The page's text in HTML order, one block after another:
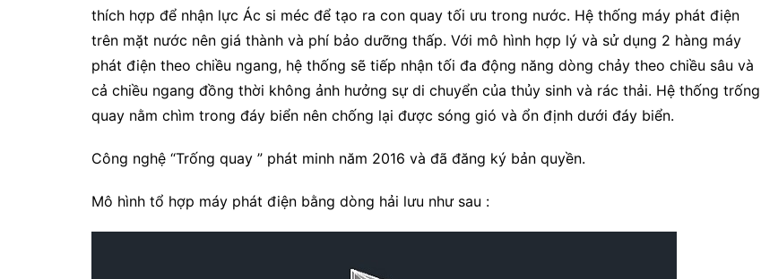
thích hợp để nhận lực Ác si méc để tạo ra con quay tối ưu trong nước. Hệ thống máy phát điện
trên mặt nước nên giá thành và phí bảo dưỡng thấp. Với mô hình hợp lý và sử dụng 2 hàng máy
phát điện theo chiều ngang, hệ thống sẽ tiếp nhận tối đa động năng dòng chảy theo chiều sâu và
cả chiều ngang đồng thời không ảnh hưởng sự di chuyển của thủy sinh và rác thải. Hệ thống trống
quay nằm chìm trong đáy biển nên chống lại được sóng gió và ổn định dưới đáy biển.
Công nghệ “Trống quay ” phát minh năm 2016 và đã đăng ký bản quyền.
Mô hình tổ hợp máy phát điện bằng dòng hải lưu như sau :